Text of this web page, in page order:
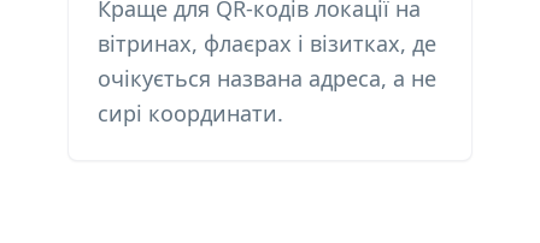
Краще для QR-кодів локації на
вітринах, флаєрах і візитках, де
очікується названа адреса, а не
сирі координати.